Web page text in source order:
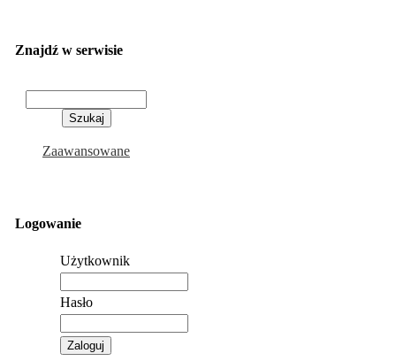
Znajdź w serwisie
Zaawansowane
Logowanie
Użytkownik
Hasło